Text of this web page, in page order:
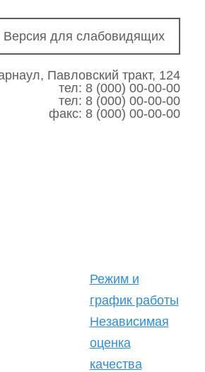
Версия для слабовидящих
Павловский тракт, 124
тел: 8 (000) 00-00-00
тел: 8 (000) 00-00-00
факс: 8 (000) 00-00-00
Режим и
график работы
Независимая
оценка
качества